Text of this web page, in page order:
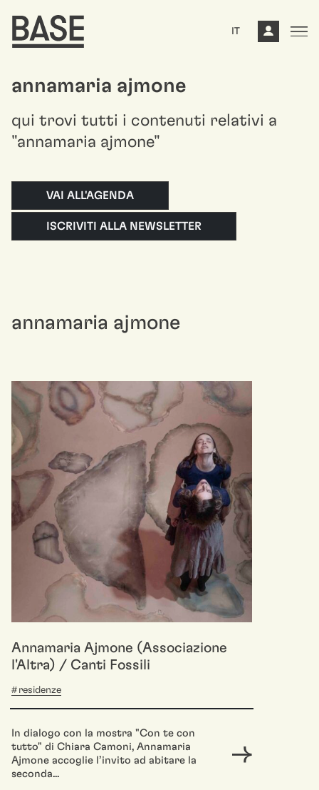
IT
annamaria ajmone
qui trovi tutti i contenuti relativi a
"annamaria ajmone"
VAI ALL'AGENDA
ISCRIVITI ALLA NEWSLETTER
annamaria ajmone
Annamaria Ajmone (Associazione
l'Altra) / Canti Fossili
residenze
In dialogo con la mostra "Con te con
tutto" di Chiara Camoni, Annamaria
Ajmone accoglie l’invito ad abitare la
seconda...